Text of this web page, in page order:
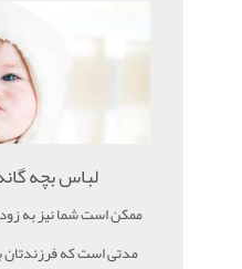
لباس بچه
ممکن است شما نیز به
مدتی است که فرزندتان